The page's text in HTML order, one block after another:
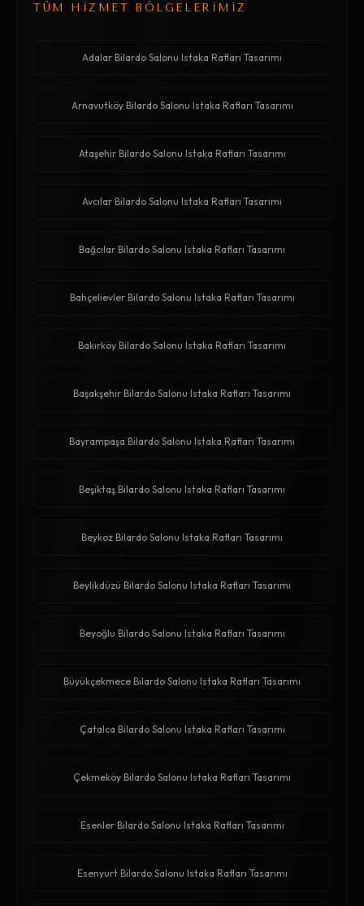
TÜM HİZMET BÖLGELERİMİZ
Adalar Bilardo Salonu Istaka Rafları Tasarımı
Arnavutköy Bilardo Salonu Istaka Rafları Tasarımı
Ataşehir Bilardo Salonu Istaka Rafları Tasarımı
Avcılar Bilardo Salonu Istaka Rafları Tasarımı
Bağcılar Bilardo Salonu Istaka Rafları Tasarımı
Bahçelievler Bilardo Salonu Istaka Rafları Tasarımı
Bakırköy Bilardo Salonu Istaka Rafları Tasarımı
Başakşehir Bilardo Salonu Istaka Rafları Tasarımı
Bayrampaşa Bilardo Salonu Istaka Rafları Tasarımı
Beşiktaş Bilardo Salonu Istaka Rafları Tasarımı
Beykoz Bilardo Salonu Istaka Rafları Tasarımı
Beylikdüzü Bilardo Salonu Istaka Rafları Tasarımı
Beyoğlu Bilardo Salonu Istaka Rafları Tasarımı
Büyükçekmece Bilardo Salonu Istaka Rafları Tasarımı
Çatalca Bilardo Salonu Istaka Rafları Tasarımı
Çekmeköy Bilardo Salonu Istaka Rafları Tasarımı
Esenler Bilardo Salonu Istaka Rafları Tasarımı
Esenyurt Bilardo Salonu Istaka Rafları Tasarımı